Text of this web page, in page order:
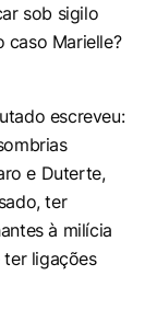
sob sigilo
caso Marielle?
escreveu:
e Duterte,
ter
à milícia
ter ligações